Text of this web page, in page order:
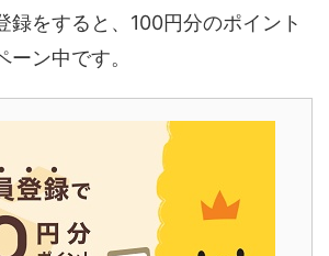
録をすると、100円分のポイント
ン中です。